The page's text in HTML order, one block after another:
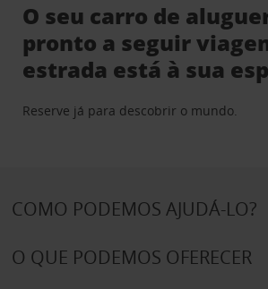
O seu carro de
pronto a seguir
estrada está à sua
Reserve já para descobrir o mundo.
COMO PODEMOS AJUDÁ-LO?
O QUE PODEMOS OFERECER